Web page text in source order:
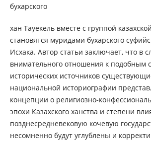
бухарского
хан Тауекель вместе с группой
становятся муридами бухарского
Исхака. Автор статьи заключает, что в
внимательного отношения к подобным
исторических источников
национальной историографии
концепции о религиозно-
эпохи Казахского ханства и степени
позднесредневековую кочевую
несомненно будут углублены и